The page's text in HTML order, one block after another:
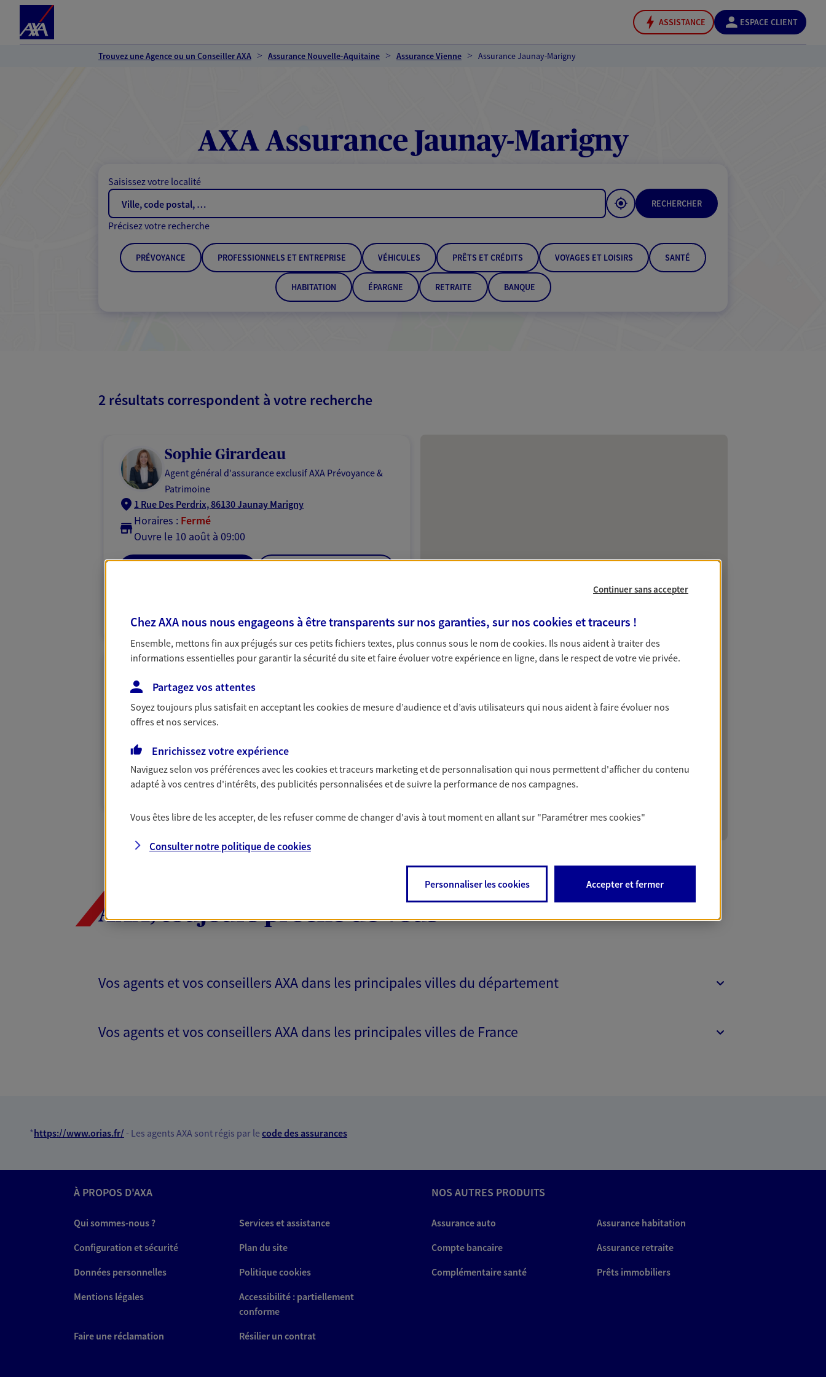
ASSISTANCE ESPACE CLIENT
Trouvez une Agence ou un Conseiller AXA Assurance Nouvelle-Aquitaine Assurance Vienne Assurance Jaunay-Marigny
AXA Assurance Jaunay-Marigny
Saisissez votre localité
RECHERCHER
Précisez votre recherche
PRÉVOYANCE PROFESSIONNELS ET ENTREPRISE VÉHICULES PRÊTS ET CRÉDITS VOYAGES ET LOISIRS SANTÉ
HABITATION ÉPARGNE RETRAITE BANQUE
2 résultats correspondent à votre recherche
Sophie Girardeau
Agent général d'assurance exclusif AXA Prévoyance &
Patrimoine
1 Rue Des Perdrix, 86130 Jaunay Marigny
Horaires : Fermé
Ouvre le 10 août à 09:00
N° Orias * (orias.fr) : 12068760
Conseiller AXA Epargne et Protection
86130 Jaunay Marigny
06 52 86 25 19
VOIR NOTRE SITE WEB
AXA, toujours proche de vous
Vos agents et vos conseillers AXA dans les principales villes du département
Vos agents et vos conseillers AXA dans les principales villes de France
*https://www.orias.fr/ - Les agents AXA sont régis par lecode des assurances
À PROPOS D'AXA
Qui sommes-nous ?
Services et assistance
Configuration et sécurité
Plan du site
Données personnelles
Politique cookies
Mentions légales
Accessibilité : partiellement
conforme
Faire une réclamation
Résilier un contrat
NOS AUTRES PRODUITS
Assurance auto
Assurance habitation
Compte bancaire
Assurance retraite
Complémentaire santé
Prêts immobiliers
Continuer sans accepter
Chez AXA nous nous engageons à être transparents sur nos garanties, sur nos cookies et traceurs !
Ensemble, mettons fin aux préjugés sur ces petits fichiers textes, plus connus sous le nom decookies. Ils nous aident à traiter des
informations essentielles pour garantir la sécurité du site et faire évoluer votre expérience en ligne, dans le respect de votre vie privée.
Partagez vos attentes
Soyez toujours plus satisfait en acceptant lescookiesde mesure d’audience et d’avis utilisateurs qui nous aident à faire évoluer nos
offres et nos services.
Enrichissez votre expérience
Naviguez selon vos préférences avec lescookies et traceurs marketing et de personnalisation qui nous permettent d'afficher du contenu
adapté à vos centres d'intérêts, des publicités personnalisées et de suivre la performance de nos campagnes.
Vous êtes libre de les accepter, de les refuser comme de changer d'avis à tout moment en allant sur "Paramétrer mescookies"
Consulter notre politique decookies
Personnaliser les cookies Accepter et fermer